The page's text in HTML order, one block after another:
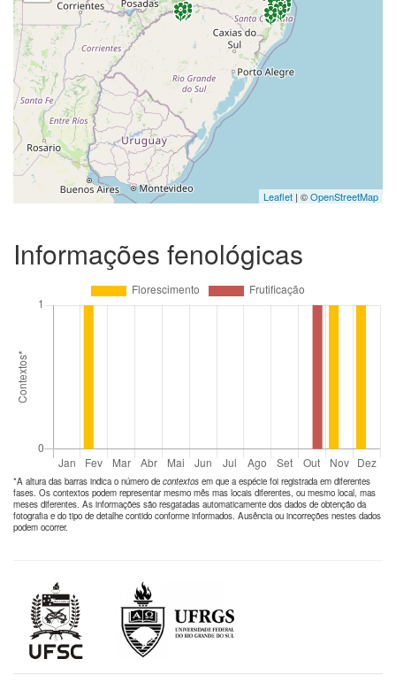
Leaflet | ©OpenStreetMap
Informações fenológicas
*A altura das barras indica o número de contextos em que a espécie foi registrada em diferentes
fases. Os contextos podem representar mesmo mês mas locais diferentes, ou mesmo local, mas
meses diferentes. As informações são resgatadas automaticamente dos dados de obtenção da
fotografia e do tipo de detalhe contido conforme informados. Ausência ou incorreções nestes dados
podem ocorrer.